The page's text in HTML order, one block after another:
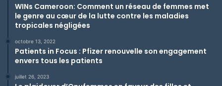
WINs Cameroon: Comment un réseau de femmes met
le genre au cœur de la lutte contre les maladies
tropicales négligées
octobre 13, 2022
Patients in Focus : Pfizer renouvelle son engagement
envers tous les patients
juillet 26, 2023